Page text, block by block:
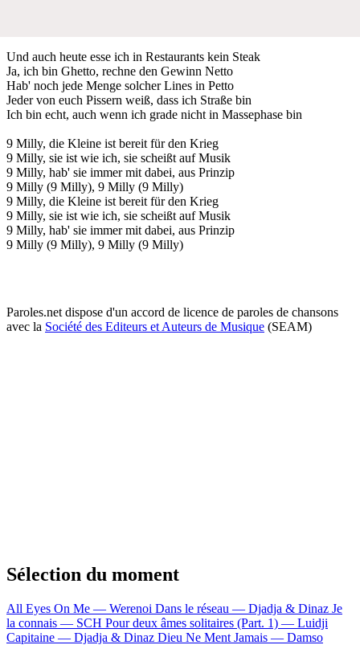
Und auch heute esse ich in Restaurants kein Steak
Ja, ich bin Ghetto, rechne den Gewinn Netto
Hab' noch jede Menge solcher Lines in Petto
Jeder von euch Pissern weiß, dass ich Straße bin
Ich bin echt, auch wenn ich grade nicht in Massephase bin
9 Milly, die Kleine ist bereit für den Krieg
9 Milly, sie ist wie ich, sie scheißt auf Musik
9 Milly, hab' sie immer mit dabei, aus Prinzip
9 Milly (9 Milly), 9 Milly (9 Milly)
9 Milly, die Kleine ist bereit für den Krieg
9 Milly, sie ist wie ich, sie scheißt auf Musik
9 Milly, hab' sie immer mit dabei, aus Prinzip
9 Milly (9 Milly), 9 Milly (9 Milly)
Paroles.net dispose d'un accord de licence de paroles de chansons
avec la Société des Editeurs et Auteurs de Musique (SEAM)
Sélection du moment
All Eyes On Me — Werenoi Dans le réseau — Djadja & Dinaz Je
la connais — SCH Pour deux âmes solitaires (Part. 1) — Luidji
Capitaine — Djadja & Dinaz Dieu Ne Ment Jamais — Damso